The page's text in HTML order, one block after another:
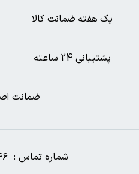
ضمانت
پشتیبانی 24 ساعته
یک هفته ضمانت کالا
شماره تماس : ۶۵۸۳۱۲۴۶- ۰۲۱